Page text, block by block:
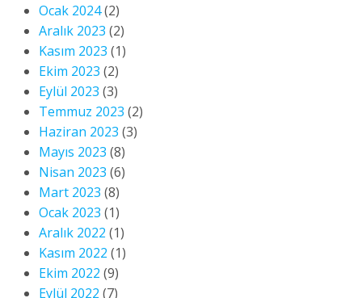
Ocak 2024(2)
Aralık 2023 (2)
Kasım 2023 (1)
Ekim 2023 (2)
Eylül 2023 (3)
Temmuz 2023 (2)
Haziran 2023 (3)
Mayıs 2023 (8)
Nisan 2023 (6)
Mart 2023 (8)
Ocak 2023 (1)
Aralık 2022 (1)
Kasım 2022 (1)
Ekim 2022 (9)
Eylül 2022 (7)